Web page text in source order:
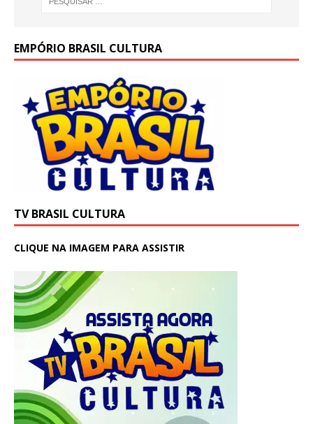
EMPÓRIO BRASIL CULTURA
TV BRASIL CULTURA
CLIQUE NA IMAGEM PARA ASSISTIR